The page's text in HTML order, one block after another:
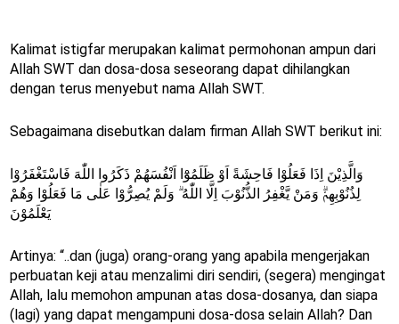
Kalimat istigfar merupakan kalimat permohonan ampun dari
Allah SWT dan dosa-dosa seseorang dapat dihilangkan
dengan terus menyebut nama Allah SWT.
Sebagaimana disebutkan dalam firman Allah SWT berikut ini:
وَالَّذِيْنَ اِذَا فَعَلُوْا فَاحِشَةً اَوْ ظَلَمُوْٓا اَنْفُسَهُمْ ذَكَرُوا اللّٰهَ فَاسْتَغْفَرُوْا
لِذُنُوْبِهِمْۗ وَمَنْ يَّغْفِرُ الذُّنُوْبَ اِلَّا اللّٰهُ ۗ وَلَمْ يُصِرُّوْا عَلٰى مَا فَعَلُوْا وَهُمْ
يَعْلَمُوْنَ
Artinya: “..dan (juga) orang-orang yang apabila mengerjakan
perbuatan keji atau menzalimi diri sendiri, (segera) mengingat
Allah, lalu memohon ampunan atas dosa-dosanya, dan siapa
(lagi) yang dapat mengampuni dosa-dosa selain Allah? Dan